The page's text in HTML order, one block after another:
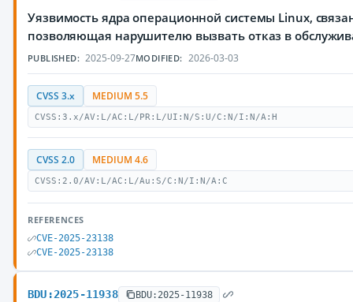
Уязвимость ядра операционной системы Linux,
позволяющая нарушителю вызвать отказ в
PUBLISHED: 2025-09-27MODIFIED: 2026-03-03
CVSS 3.x MEDIUM 5.5
CVSS:3.x/AV:L/AC:L/PR:L/UI:N/S:U/C:N/I:N/A:H
CVSS 2.0 MEDIUM 4.6
CVSS:2.0/AV:L/AC:L/Au:S/C:N/I:N/A:C
REFERENCES
CVE-2025-23138
CVE-2025-23138
BDU:2025-11938 BDU:2025-11938